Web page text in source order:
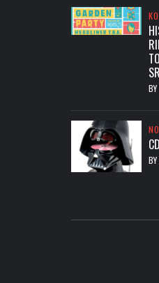
BY
BY